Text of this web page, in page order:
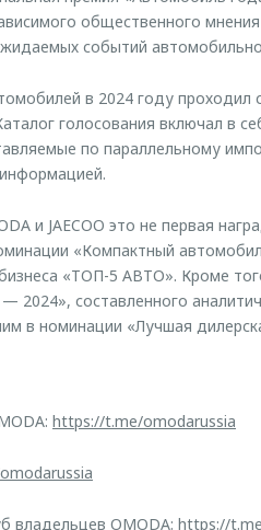
общественного
событий
в 2024 году проходил
голосования включал в
по параллельному
и JAECOO это не первая
«Компактный
«ТОП-5 АВТО». Кроме
2024», составленного
в номинации «Лучшая
https://t.me/omodarussia
владельцев OMODA: https://